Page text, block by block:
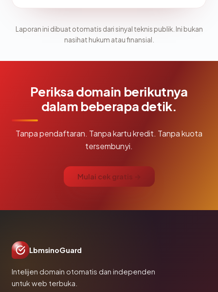
Laporan ini dibuat otomatis dari sinyal teknis publik. Ini bukan
nasihat hukum atau finansial.
Periksa domain berikutnya
dalam beberapa detik.
Tanpa pendaftaran. Tanpa kartu kredit. Tanpa kuota
tersembunyi.
Mulai cek gratis →
LbmsinoGuard
Intelijen domain otomatis dan independen
untuk web terbuka.